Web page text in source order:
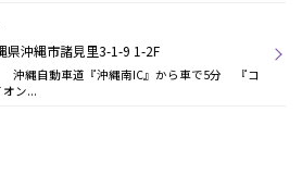
県沖縄市諸見里3-1-9 1-2F
沖縄自動車道『沖縄南IC』から車で5分 『コ
ン...